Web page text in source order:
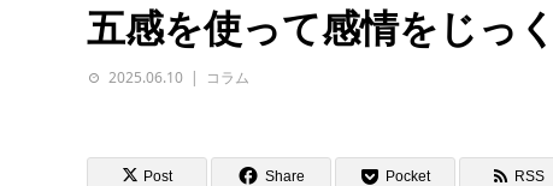
五感を使って感情をじっ
2025.06.10 コラム
Post Share Pocket RSS